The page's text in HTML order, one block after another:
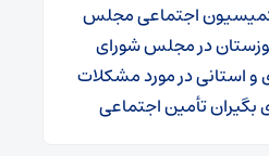
اجتماعی مجلس
در مجلس شورای
و استانی در مورد مشکلات
تأمین اجتماعی